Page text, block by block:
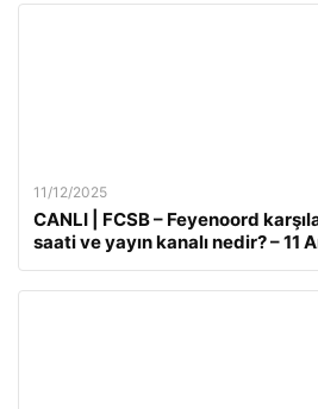
11/12/2025
CANLI | FCSB – Feyenoord
saati ve yayın kanalı nedir? – 11